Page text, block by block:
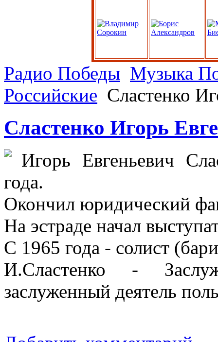
Радио Победы Музыка
Российские Сластенко
Сластенко Игорь
Игорь Евгеньевич
года.
Окончил юридический
На эстраде начал
С 1965 года - солист
И.Сластенко -
заслуженный деятель